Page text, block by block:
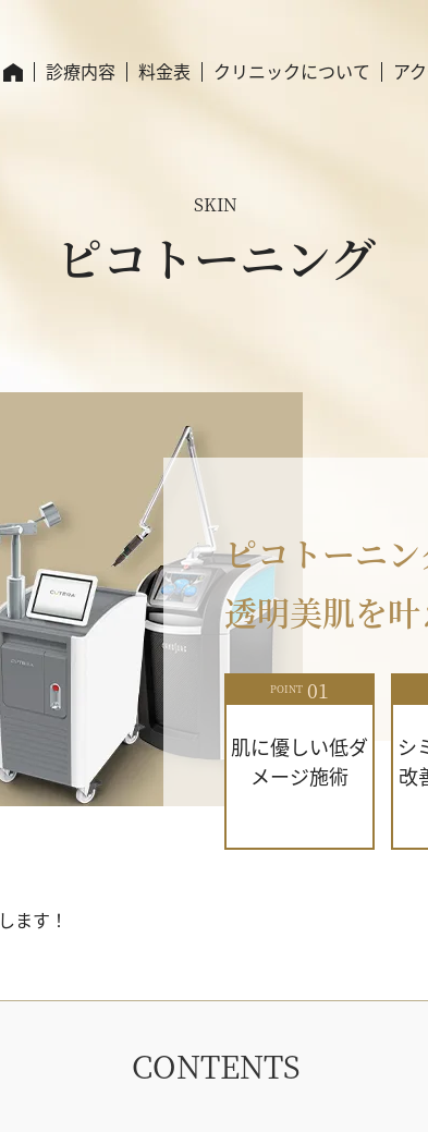
診療内容 料金表 クリニックについて ア
SKIN
ピコトーニング
ピコトーニン
透明美肌を叶
POINT 01
肌に優しい低ダ
メージ施術
シ
改
ます！
CONTENTS